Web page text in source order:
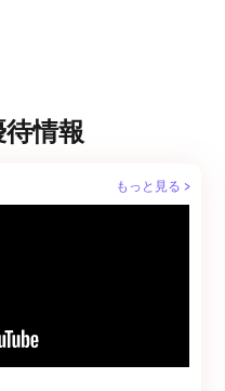
情報
もっと見る >